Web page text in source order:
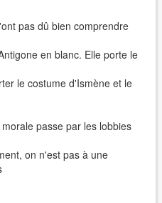
pas dû bien comprendre
en blanc. Elle porte le
le costume d'Ismène et le
passe par les lobbies
on n'est pas à une